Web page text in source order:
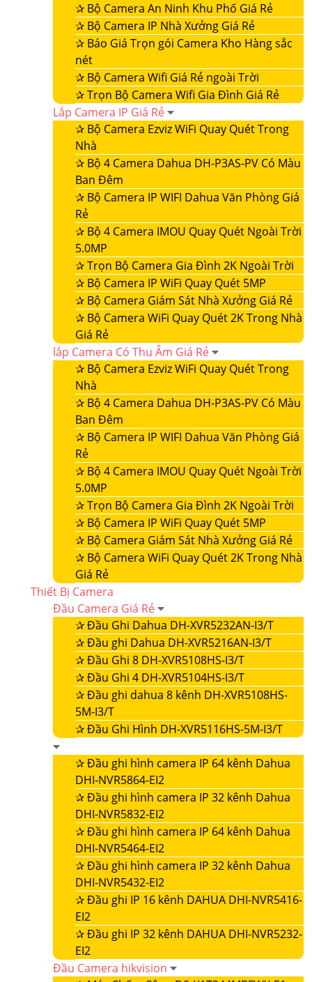
✰ Bộ Camera An Ninh Khu Phố Giá Rẻ
✰ Bộ Camera IP Nhà Xưởng Giá Rẻ
✰ Báo Giá Trọn gói Camera Kho Hàng sắc
nét
✰ Bộ Camera Wifi Giá Rẻ ngoài Trời
✰Trọn Bộ Camera Wifi Gia Đình Giá Rẻ
Lắp Camera IP Giá Rẻ
✰ Bộ Camera Ezviz WiFi Quay Quét Trong
Nhà
✰ Bộ 4 Camera Dahua DH-P3AS-PV Có Màu
Ban Đêm
✰ Bộ Camera IP WIFI Dahua Văn Phòng Giá
Rẻ
✰ Bộ 4 Camera IMOU Quay Quét Ngoài Trời
5.0MP
✰Trọn Bộ Camera Gia Đình 2K Ngoài Trời
✰ Bộ Camera IP WiFi Quay Quét 5MP
✰ Bộ Camera Giám Sát Nhà Xưởng Giá Rẻ
✰ Bộ Camera WiFi Quay Quét 2K Trong Nhà
Giá Rẻ
lắp Camera Có Thu Âm Giá Rẻ
✰ Bộ Camera Ezviz WiFi Quay Quét Trong
Nhà
✰ Bộ 4 Camera Dahua DH-P3AS-PV Có Màu
Ban Đêm
✰ Bộ Camera IP WIFI Dahua Văn Phòng Giá
Rẻ
✰ Bộ 4 Camera IMOU Quay Quét Ngoài Trời
5.0MP
✰Trọn Bộ Camera Gia Đình 2K Ngoài Trời
✰ Bộ Camera IP WiFi Quay Quét 5MP
✰ Bộ Camera Giám Sát Nhà Xưởng Giá Rẻ
✰ Bộ Camera WiFi Quay Quét 2K Trong Nhà
Giá Rẻ
Thiết Bị Camera
Đầu Camera Giá Rẻ
✰Đầu Ghi Dahua DH-XVR5232AN-I3/T
✰Đầu ghi Dahua DH-XVR5216AN-I3/T
✰Đầu Ghi 8 DH-XVR5108HS-I3/T
✰Đầu Ghi 4 DH-XVR5104HS-I3/T
✰Đầu ghi dahua 8 kênh DH-XVR5108HS-
5M-I3/T
✰Đầu Ghi Hình DH-XVR5116HS-5M-I3/T
✰Đầu ghi hình camera IP 64 kênh Dahua
DHI-NVR5864-EI2
✰Đầu ghi hình camera IP 32 kênh Dahua
DHI-NVR5832-EI2
✰Đầu ghi hình camera IP 64 kênh Dahua
DHI-NVR5464-EI2
✰Đầu ghi hình camera IP 32 kênh Dahua
DHI-NVR5432-EI2
✰Đầu ghi IP 16 kênh DAHUA DHI-NVR5416-
EI2
✰Đầu ghi IP 32 kênh DAHUA DHI-NVR5232-
EI2
Đầu Camera hikvision